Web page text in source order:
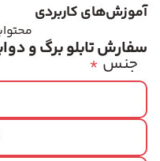
آموزش‌های کاربردی
سفارش تابلو برگ و
*جنس